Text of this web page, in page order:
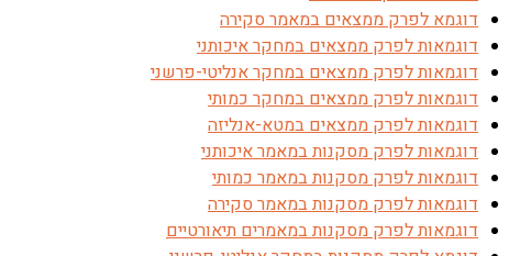
דוגמא לפרק ממצאים במאמר סקירה
דוגמאות לפרק ממצאים במחקר איכותני
דוגמאות לפרק ממצאים במחקר אנליטי-פרשני
דוגמאות לפרק ממצאים במחקר כמותי
דוגמאות לפרק ממצאים במטא-אנליזה
דוגמאות לפרק מסקנות במאמר איכותני
דוגמאות לפרק מסקנות במאמר כמותי
דוגמאות לפרק מסקנות במאמר סקירה
דוגמאות לפרק מסקנות במאמרים תיאורטיים